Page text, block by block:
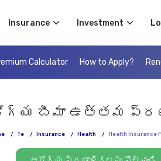
Insurance Investment
Calculator How to Apply?
బీమా ఉత్తమ
/ Te / Insurance / Health / Health Insurance